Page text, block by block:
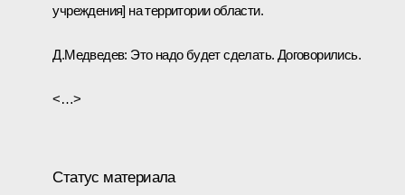
учреждения] на территории области.
Д.Медведев: Это надо будет сделать. Договорились.
<…>
Статус материала